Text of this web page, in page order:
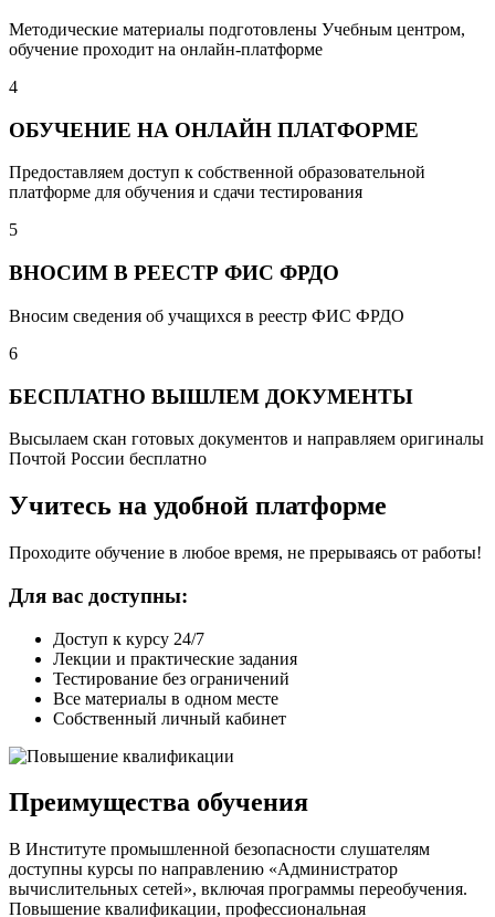
Методические материалы подготовлены Учебным центром,
обучение проходит на онлайн-платформе
4
ОБУЧЕНИЕ НА ОНЛАЙН ПЛАТФОРМЕ
Предоставляем доступ к собственной образовательной
платформе для обучения и сдачи тестирования
5
ВНОСИМ В РЕЕСТР ФИС ФРДО
Вносим сведения об учащихся в реестр ФИС ФРДО
6
БЕСПЛАТНО ВЫШЛЕМ ДОКУМЕНТЫ
Высылаем скан готовых документов и направляем оригиналы
Почтой России бесплатно
Учитесь на удобной платформе
Проходите обучение в любое время, не прерываясь от работы!
Для вас доступны:
Доступ к курсу 24/7
Лекции и практические задания
Тестирование без ограничений
Все материалы в одном месте
Собственный личный кабинет
Преимущества обучения
В Институте промышленной безопасности слушателям
доступны курсы по направлению «Администратор
вычислительных сетей», включая программы переобучения.
Повышение квалификации, профессиональная